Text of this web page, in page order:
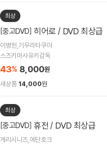
최상
[중고DVD] 히어로 / DVD 최상급
이병헌,기무라타쿠야
스즈키마사유키감독
43% 8,000원
새상품 14,000원
최상
[중고DVD] 휴전 / DVD 최상급
게리시니즈,에단호크